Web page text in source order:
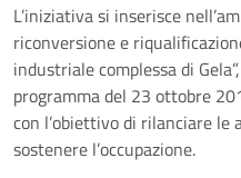
L’iniziativa si inserisce
riconversione e
industriale complessa di
programma del 23 ottobre
con l’obiettivo di rilanciare
sostenere l’occupazione.